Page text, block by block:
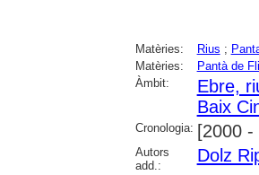
Matèries: Rius ;
Matèries:
Pantà de
Àmbit:
Ebre,
Baix
Cronologia: [2000 -
Autors
add.:
Dolz